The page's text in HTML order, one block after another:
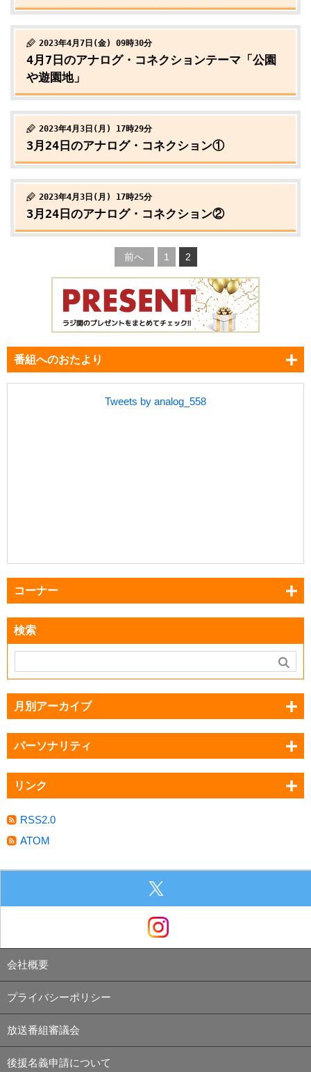
2023年4月7日(金) 09時30分
4月7日のアナログ・コネクションテーマ「公園
や遊園地」
2023年4月3日(月) 17時29分
3月24日のアナログ・コネクション①
2023年4月3日(月) 17時25分
3月24日のアナログ・コネクション②
前へ 1 2
番組へのおたより
Tweets by analog_558
コーナー
検索
月別アーカイブ
パーソナリティ
リンク
RSS2.0
ATOM
会社概要
プライバシーポリシー
放送番組審議会
後援名義申請について